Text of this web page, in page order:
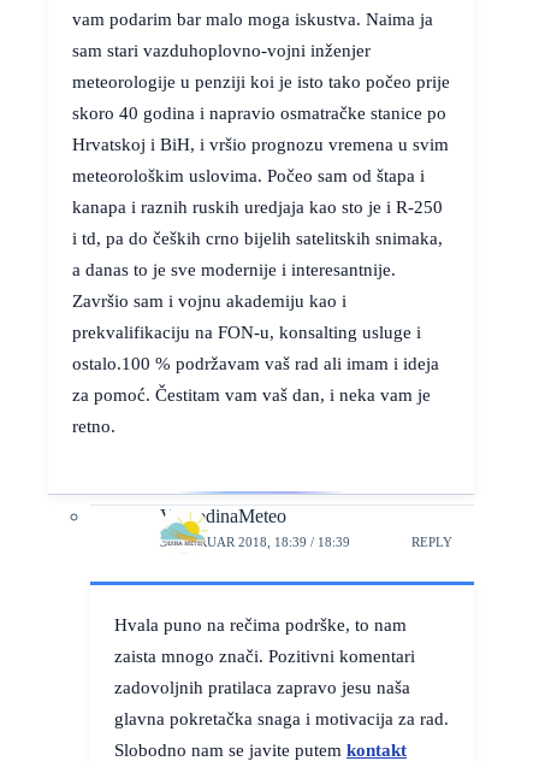
vam podarim bar malo moga iskustva. Naima ja
sam stari vazduhoplovno-vojni inženjer
meteorologije u penziji koi je isto tako počeo prije
skoro 40 godina i napravio osmatračke stanice po
Hrvatskoj i BiH, i vršio prognozu vremena u svim
meteorološkim uslovima. Počeo sam od štapa i
kanapa i raznih ruskih uredjaja kao sto je i R-250
i td, pa do čeških crno bijelih satelitskih snimaka,
a danas to je sve modernije i interesantnije.
Završio sam i vojnu akademiju kao i
prekvalifikaciju na FON-u, konsalting usluge i
ostalo.100 % podržavam vaš rad ali imam i ideja
za pomoć. Čestitam vam vaš dan, i neka vam je
retno.
VojvodinaMeteo
3. FEBRUAR 2018, 18:39 / 18:39 REPLY
Hvala puno na rečima podrške, to nam
zaista mnogo znači. Pozitivni komentari
zadovoljnih pratilaca zapravo jesu naša
glavna pokretačka snaga i motivacija za rad.
Slobodno nam se javite putem kontakt